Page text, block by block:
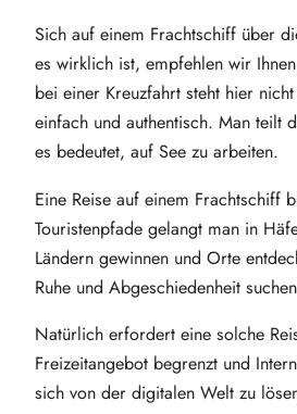
Sich auf einem Frachtschiff über
es wirklich ist, empfehlen wir
bei einer Kreuzfahrt steht hier
einfach und authentisch. Man teilt
es bedeutet, auf See zu arbeiten.
Eine Reise auf einem Frachtschiff
Touristenpfade gelangt man in
Ländern gewinnen und Orte
Ruhe und Abgeschiedenheit
Natürlich erfordert eine solche
Freizeitangebot begrenzt und
sich von der digitalen Welt zu